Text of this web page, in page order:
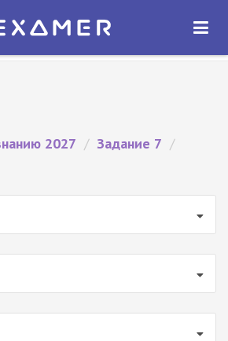
ЕГЭ 2027
ОТКРЫТЬ
2027 / Задание 7 /